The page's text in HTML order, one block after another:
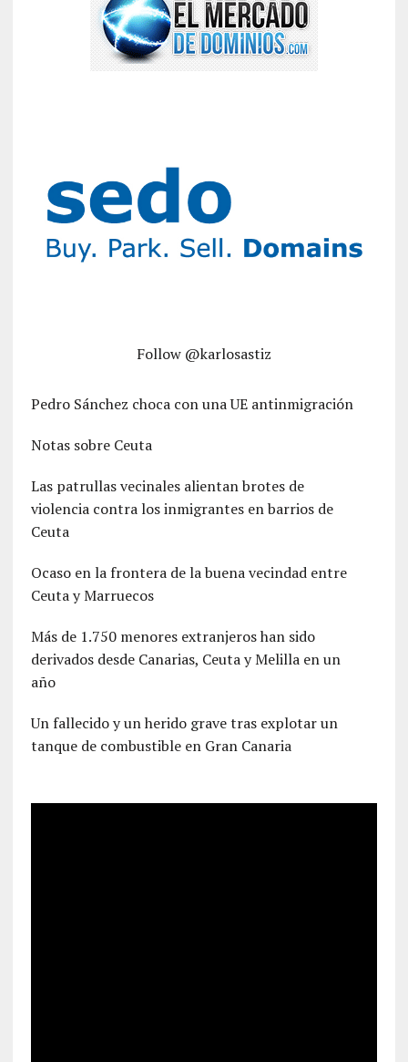
Follow @karlosastiz
Pedro Sánchez choca con una UE antinmigración
Notas sobre Ceuta
Las patrullas vecinales alientan brotes de
violencia contra los inmigrantes en barrios de
Ceuta
Ocaso en la frontera de la buena vecindad entre
Ceuta y Marruecos
Más de 1.750 menores extranjeros han sido
derivados desde Canarias, Ceuta y Melilla en un
año
Un fallecido y un herido grave tras explotar un
tanque de combustible en Gran Canaria